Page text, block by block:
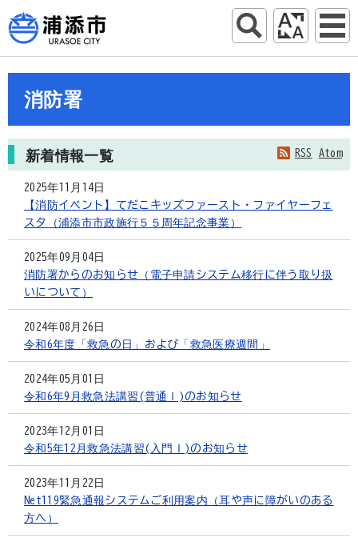
消防署
RSS Atom
新着情報一覧
2025年11月14日
【消防イベント】てだこキッズファースト・ファイヤーフェ
スタ（浦添市市政施行５５周年記念事業）
2025年09月04日
消防署からのお知らせ（電子申請システム移行に伴う取り扱
いについて）
2024年08月26日
令和6年度「救急の日」および「救急医療週間」
2024年05月01日
令和6年9月救急法講習(普通Ⅰ)のお知らせ
2023年12月01日
令和5年12月救急法講習(入門Ⅰ)のお知らせ
2023年11月22日
Net119緊急通報システムご利用案内（耳や声に障がいのある
方へ）